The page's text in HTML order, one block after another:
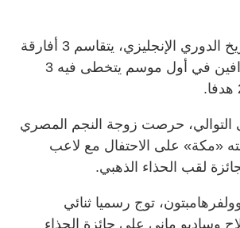
ولأول مرة في تاريخ الدوري الإنجليزي، يتقاسم 3 أفارقة
صدارة صراع الهدافين في أول موسم يتخطى فيه 3
التوالي، حرصت زوجة النجم المصري
«مكة» على الاحتفال مع لاعب
لقب الحذاء الذهبي.
توج رسميا ثنائي
وساديو ماني على جائزة الحذاء